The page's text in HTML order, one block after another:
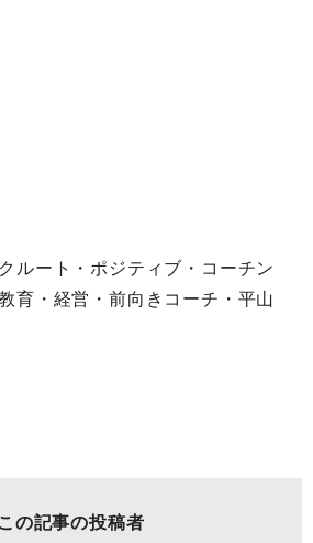
ルート・ポジティブ・コーチン
育・経営・前向きコーチ・平山
この記事の投稿者